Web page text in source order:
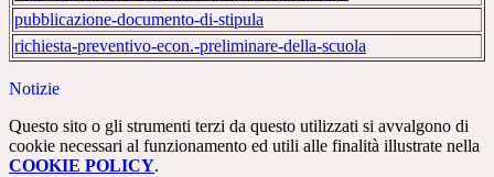
pubblicazione-documento-di-stipula
richiesta-preventivo-econ.-preliminare-della-scuola
Notizie
Questo sito o gli strumenti terzi da questo utilizzati si avvalgono di
cookie necessari al funzionamento ed utili alle finalità illustrate nella
COOKIE POLICY.